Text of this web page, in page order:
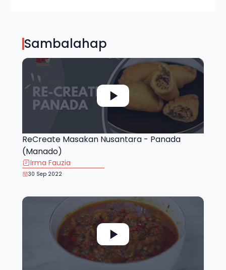
Sambalahap
ReCreate Masakan Nusantara - Panada
(Manado)
Irma Fauzia
30 Sep 2022